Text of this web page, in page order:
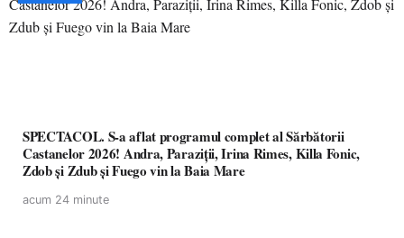
SPECTACOL. S-a aflat programul complet al Sărbătorii
Castanelor 2026! Andra, Paraziții, Irina Rimes, Killa Fonic,
Zdob și Zdub și Fuego vin la Baia Mare
acum 24 minute